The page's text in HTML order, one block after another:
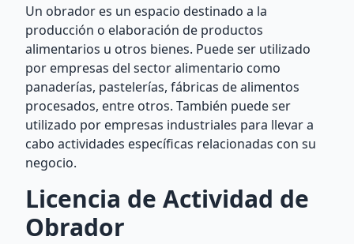
Un obrador es un espacio destinado a la
producción o elaboración de productos
alimentarios u otros bienes. Puede ser utilizado
por empresas del sector alimentario como
panaderías, pastelerías, fábricas de alimentos
procesados, entre otros. También puede ser
utilizado por empresas industriales para llevar a
cabo actividades específicas relacionadas con su
negocio.
Licencia de Actividad de
Obrador